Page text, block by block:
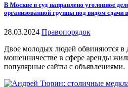
В Москве в суд направлено уголовное
организованной группы под видом сдачи
28.03.2024 Правопорядок
Двое молодых людей обвиняются в
мошенничестве в сфере аренды
популярные сайты с объявлениями.